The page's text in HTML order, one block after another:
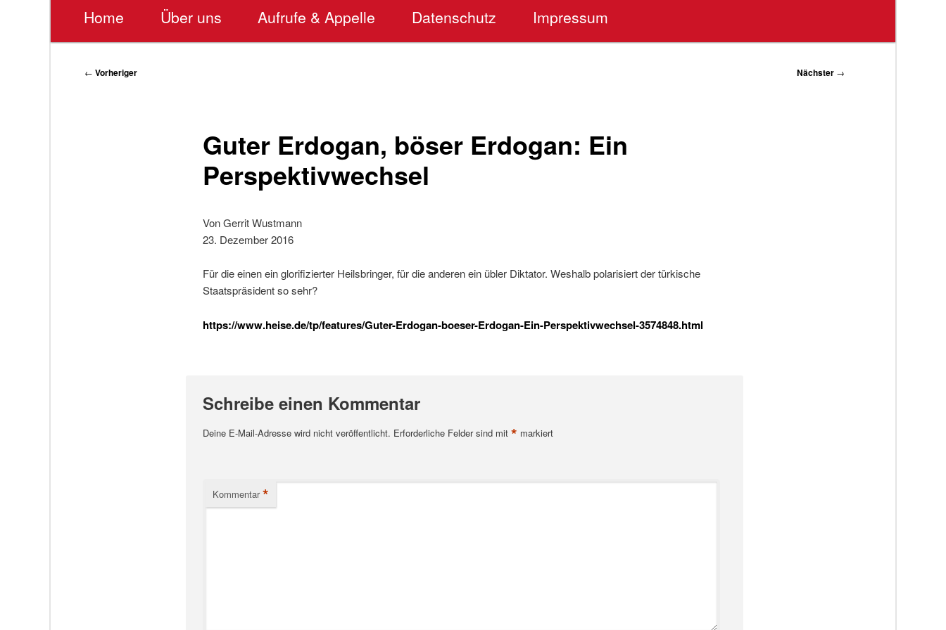
Home Über uns Aufrufe & Appelle Datenschutz Impressum
Beitragsnavigation
← Vorheriger Nächster →
Guter Erdogan, böser Erdogan: Ein
Perspektivwechsel
Von Gerrit Wustmann
23. Dezember 2016
Für die einen ein glorifizierter Heilsbringer, für die anderen ein übler Diktator. Weshalb polarisiert der türkische
Staatspräsident so sehr?
https://www.heise.de/tp/features/Guter-Erdogan-boeser-Erdogan-Ein-Perspektivwechsel-3574848.html
Schreibe einen Kommentar
Deine E-Mail-Adresse wird nicht veröffentlicht. Erforderliche Felder sind mit * markiert
Kommentar *